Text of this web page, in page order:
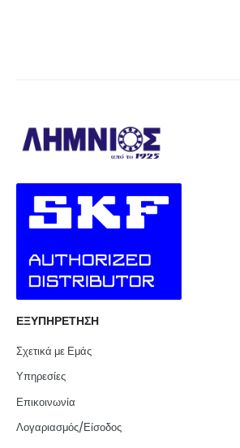
ΕΞΥΠΗΡΕΤΗΣΗ
Σχετικά με Εμάς
Υπηρεσίες
Επικοινωνία
Λογαριασμός/Είσοδος